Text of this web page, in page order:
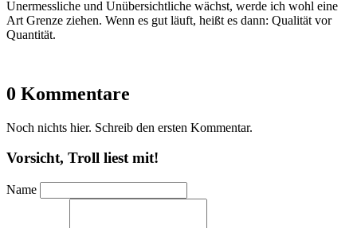
Unermessliche und Unübersichtliche wächst, werde ich wohl eine
Art Grenze ziehen. Wenn es gut läuft, heißt es dann: Qualität vor
Quantität.
0 Kommentare
Noch nichts hier. Schreib den ersten Kommentar.
Vorsicht, Troll liest mit!
Name